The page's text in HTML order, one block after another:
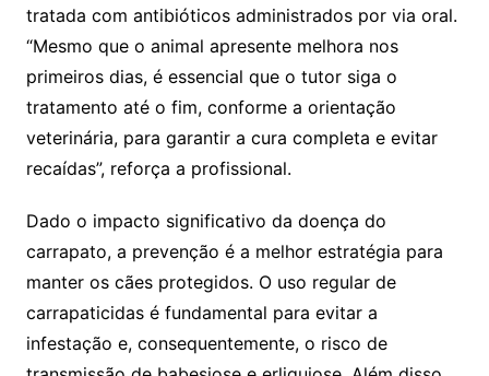
tratada com antibióticos administrados por via oral.
“Mesmo que o animal apresente melhora nos
primeiros dias, é essencial que o tutor siga o
tratamento até o fim, conforme a orientação
veterinária, para garantir a cura completa e evitar
recaídas”, reforça a profissional.
Dado o impacto significativo da doença do
carrapato, a prevenção é a melhor estratégia para
manter os cães protegidos. O uso regular de
carrapaticidas é fundamental para evitar a
infestação e, consequentemente, o risco de